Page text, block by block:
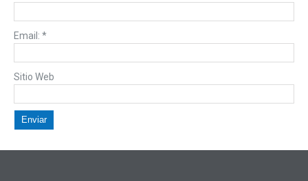
Email: *
Sitio Web